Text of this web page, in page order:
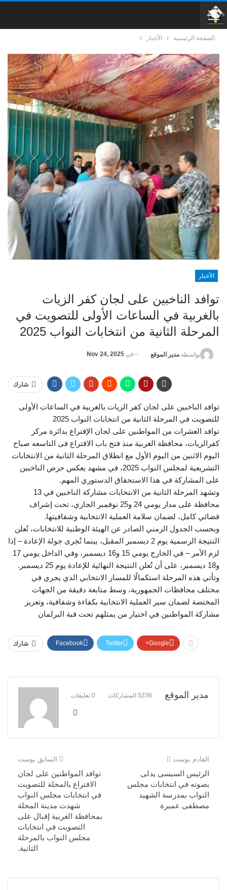
الصفحة الرئيسية الأخبار
الأخبار
توافد الناخبين على لجان كفر الزيات
بالغربية في الساعات الأولى للتصويت في
المرحلة الثانية من انتخابات النواب 2025
بواسطة مدير الموقع في Nov 24, 2025
شارك
توافد الناخبين على لجان كفر الزيات بالغربية في الساعات الأولى
للتصويت في المرحلة الثانية من انتخابات النواب 2025
توافد العشرات من المواطنين على لجان الإقتراع بدائرة مركز
كفرالزيات، محافظة الغربية منذ فتح باب الاقتراع فى التاسعه صباح
اليوم الاثنين من اليوم الأول مع انطلاق المرحلة الثانية من الانتخابات
التشريعية لمجلس النواب 2025، في مشهد يعكس حرص الناخبين
على المشاركة في هذا الاستحقاق الدستوري المهم.
وتشهد المرحلة الثانية من الانتخابات مشاركة الناخبين في 13
محافظة على مدار يومي 24 و25 نوفمبر الجاري، تحت إشراف
قضائي كامل، لضمان سلامة العملية الانتخابية وشفافيتها.
وبحسب الجدول الزمني الصادر عن الهيئة الوطنية للانتخابات، تُعلن
النتيجة الرسمية يوم 2 ديسمبر المقبل، بينما تُجرى جولة الإعادة – إذا
لزم الأمر – في الخارج يومي 15 و16 ديسمبر، وفي الداخل يومي 17
و18 ديسمبر، على أن تُعلن النتيجة النهائية للإعادة يوم 25 ديسمبر.
وتأتي هذه المرحلة استكمالًا للمسار الانتخابي الذي يجري في
مختلف محافظات الجمهورية، وسط متابعة دقيقة من الجهات
المختصة لضمان سير العملية الانتخابية بكفاءة وشفافية، وتعزيز
مشاركة المواطنين في اختيار من يمثلهم تحت قبة البرلمان
شارك Facebook Twitter Google+
مدير الموقع 5236 المشاركات 0 تعليقات
السابق بوست
توافد المواطنين على لجان
الاقتراع بالمحلة للتصويت
في انتخابات مجلس النواب
شهدت مدينة المحلة
بمحافظة الغربية إقبال على
التصويت في انتخابات
مجلس النواب بالمرحلة
الثانية.
القادم بوست
الرئيس السيسى يدلى
بصوته في انتخابات مجلس
النواب بمدرسة الشهيد
مصطفى عميرة